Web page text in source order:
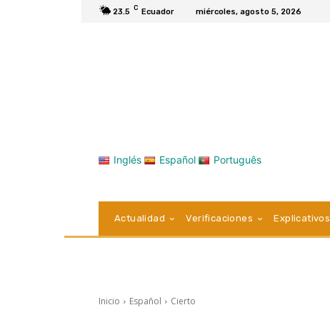
23.5 C Ecuador miércoles, agosto 5, 2026
Inglés Español Português
Actualidad Verificaciones Explicativos
Inicio Español Cierto